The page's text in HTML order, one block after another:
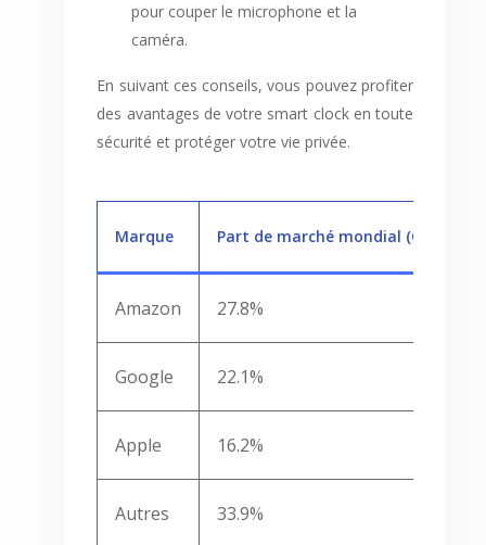
pour couper le microphone et la
caméra.
En suivant ces conseils, vous pouvez profiter
des avantages de votre smart clock en toute
sécurité et protéger votre vie privée.
Marque Part de marché mondial (Q4 2023)
Amazon 27.8%
Google 22.1%
Apple 16.2%
Autres 33.9%